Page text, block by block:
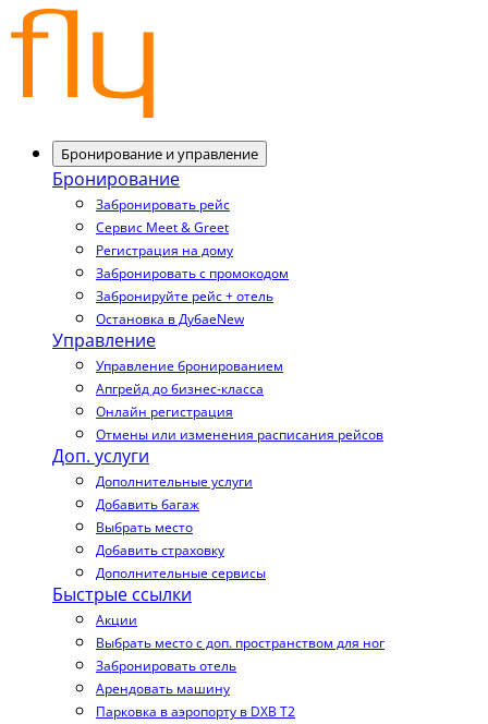
Бронирование и управление
Бронирование
Забронировать рейс
Сервис Meet & Greet
Регистрация на дому
Забронировать с промокодом
Забронируйте рейс + отель
Остановка в ДубаеNew
Управление
Управление бронированием
Апгрейд до бизнес-класса
Онлайн регистрация
Отмены или изменения расписания рейсов
Доп. услуги
Дополнительные услуги
Добавить багаж
Выбрать место
Добавить страховку
Дополнительные сервисы
Быстрые ссылки
Акции
Выбрать место с доп. пространством для ног
Забронировать отель
Арендовать машину
Парковка в аэропорту в DXB T2